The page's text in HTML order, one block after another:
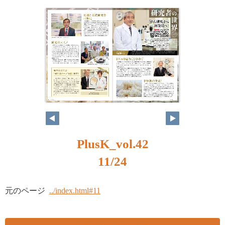
PlusK_vol.42
11/24
元のページ ../index.html#11